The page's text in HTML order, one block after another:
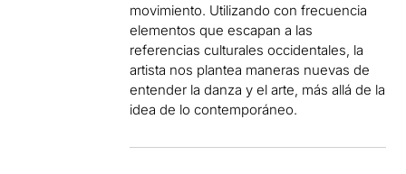
movimiento. Utilizando con frecuencia
elementos que escapan a las
referencias culturales occidentales, la
artista nos plantea maneras nuevas de
entender la danza y el arte, más allá de la
idea de lo contemporáneo.